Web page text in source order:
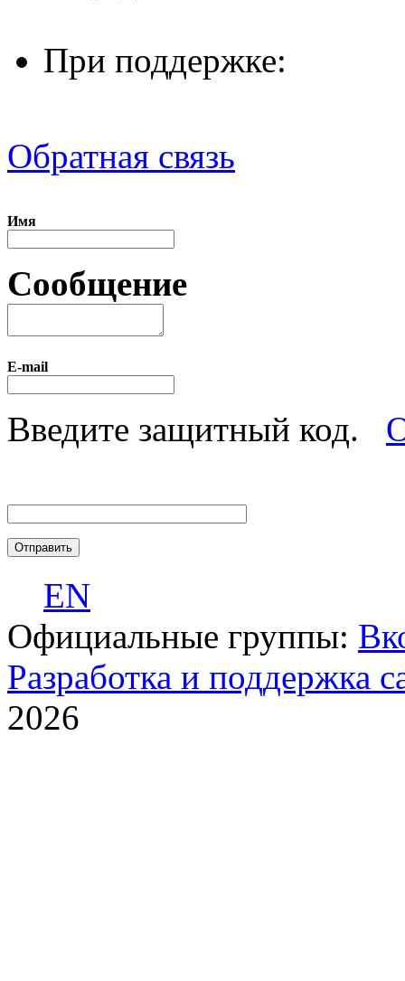
При поддержке:
Обратная связь
Имя
Сообщение
E-mail
Введите защитный код.
EN
Официальные группы:
Разработка и поддержка
2026